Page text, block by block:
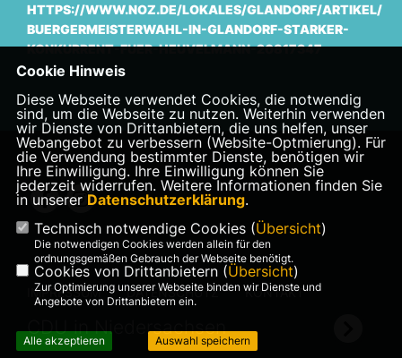
HTTPS://WWW.NOZ.DE/LOKALES/GLANDORF/ARTIKEL/
BUERGERMEISTERWAHL-IN-GLANDORF-STARKER-
KONKURRENT-FUER-HEUVELMANN-20817347
IMPRESSUM DATENSCHUTZ KONTAKT
CDU in Niedersachsen
Cookie Hinweis
Diese Webseite verwendet Cookies, die notwendig
sind, um die Webseite zu nutzen. Weiterhin verwenden
wir Dienste von Drittanbietern, die uns helfen, unser
Webangebot zu verbessern (Website-Optmierung). Für
die Verwendung bestimmter Dienste, benötigen wir
Ihre Einwilligung. Ihre Einwilligung können Sie
jederzeit widerrufen. Weitere Informationen finden Sie
in unserer Datenschutzerklärung.
Technisch notwendige Cookies (Übersicht)
Die notwendigen Cookies werden allein für den
ordnungsgemäßen Gebrauch der Webseite benötigt.
Cookies von Drittanbietern (Übersicht)
Zur Optimierung unserer Webseite binden wir Dienste und
Angebote von Drittanbietern ein.
Alle akzeptieren Auswahl speichern